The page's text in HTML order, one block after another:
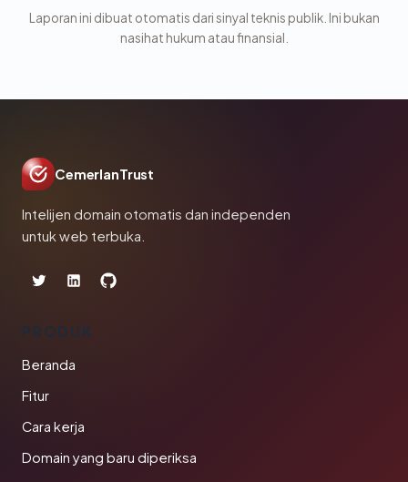
Laporan ini dibuat otomatis dari sinyal teknis publik. Ini bukan
nasihat hukum atau finansial.
CemerlanTrust
Intelijen domain otomatis dan independen
untuk web terbuka.
PRODUK
Beranda
Fitur
Cara kerja
Domain yang baru diperiksa